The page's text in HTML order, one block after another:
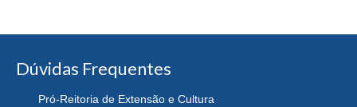
Dúvidas Frequentes
Pró-Reitoria de Extensão e Cultura